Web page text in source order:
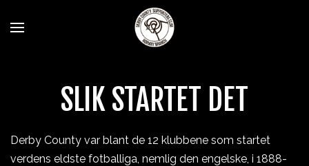
SLIK STARTET DET
Derby County var blant de 12 klubbene som startet
verdens eldste fotballiga, nemlig den engelske, i 1888-